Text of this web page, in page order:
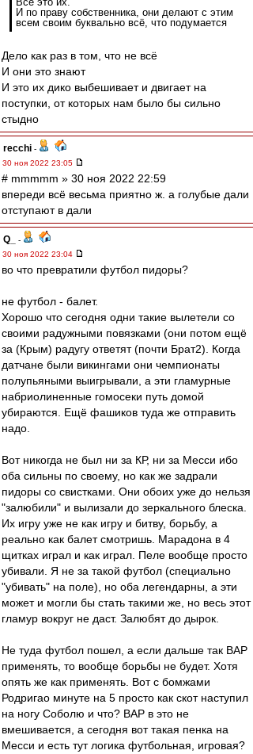
И по праву собственника, они делают с этим
всем своим буквально всё, что подумается
Дело как раз в том, что не всё
И они это знают
И это их дико выбешивает и двигает на
поступки, от которых нам было бы сильно
стыдно
recchi -
30 ноя 2022 23:05
# mmmmm » 30 ноя 2022 22:59
впереди всё весьма приятно ж. а голубые дали
отступают в дали
Q_
-
30 ноя 2022 23:04
во что превратили футбол пидоры?
не футбол - балет.
Хорошо что сегодня одни такие вылетели со
своими радужными повязками (они потом ещё
за (Крым) радугу ответят (почти Брат2). Когда
датчане были викингами они чемпионаты
полупьяными выигрывали, а эти гламурные
набриолиненные гомосеки путь домой
убираются. Ещё фашиков туда же отправить
надо.
Вот никогда не был ни за КР, ни за Месси ибо
оба сильны по своему, но как же задрали
пидоры со свистками. Они обоих уже до нельзя
"залюбили" и вылизали до зеркального блеска.
Их игру уже не как игру и битву, борьбу, а
реально как балет смотришь. Марадона в 4
щитках играл и как играл. Пеле вообще просто
убивали. Я не за такой футбол (специально
"убивать" на поле), но оба легендарны, а эти
может и могли бы стать такими же, но весь этот
гламур вокруг не даст. Залюбят до дырок.
Не туда футбол пошел, а если дальше так ВАР
применять, то вообще борьбы не будет. Хотя
опять же как применять. Вот с бомжами
Родригао минуте на 5 просто как скот наступил
на ногу Соболю и что? ВАР в это не
вмешивается, а сегодня вот такая пенка на
Месси и есть тут логика футбольная, игровая?